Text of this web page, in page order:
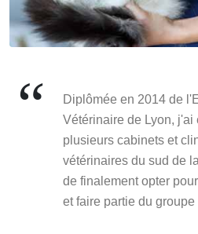
Dip ômée en 2014 de '
Vétérinaire de Lyon, j'ai
p usieurs cabinets et c i
vétérinaires du sud de a
de fina ement opter pour
et faire partie du groupe